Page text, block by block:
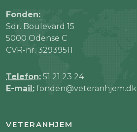
Fonden:
Sdr. Boulevard 15
5000 Odense C
CVR-nr. 32939511
Telefon: 51 21 23 24
E-mail: fonden@veteranhjem.dk
VETERANHJEM